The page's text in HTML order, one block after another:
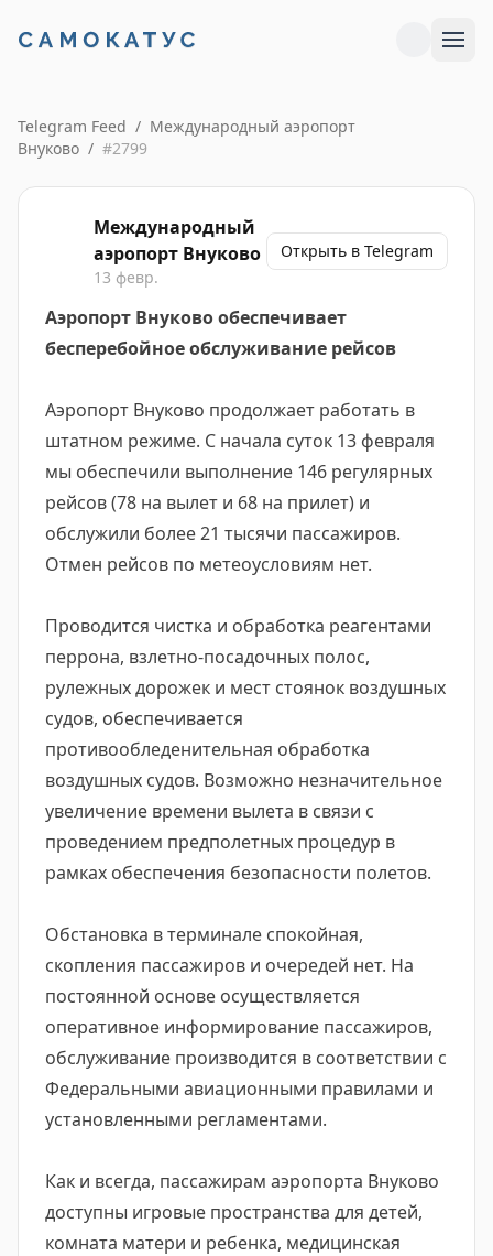
Telegram Feed / Международный аэропорт
Внуково / #2799
Международный
аэропорт Внуково
13 февр.
Открыть в Telegram
Аэропорт Внуково обеспечивает
бесперебойное обслуживание рейсов
Аэропорт Внуково продолжает работать в
штатном режиме. С начала суток 13 февраля
мы обеспечили выполнение 146 регулярных
рейсов (78 на вылет и 68 на прилет) и
обслужили более 21 тысячи пассажиров.
Отмен рейсов по метеоусловиям нет.
Проводится чистка и обработка реагентами
перрона, взлетно-посадочных полос,
рулежных дорожек и мест стоянок воздушных
судов, обеспечивается
противообледенительная обработка
воздушных судов. Возможно незначительное
увеличение времени вылета в связи с
проведением предполетных процедур в
рамках обеспечения безопасности полетов.
Обстановка в терминале спокойная,
скопления пассажиров и очередей нет. На
постоянной основе осуществляется
оперативное информирование пассажиров,
обслуживание производится в соответствии с
Федеральными авиационными правилами и
установленными регламентами.
Как и всегда, пассажирам аэропорта Внуково
доступны игровые пространства для детей,
комната матери и ребенка, медицинская